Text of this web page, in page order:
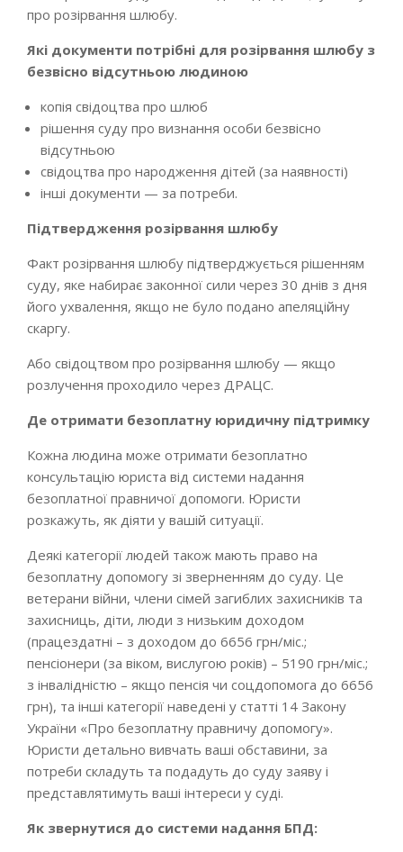
про розірвання шлюбу.
Які документи потрібні для розірвання шлюбу з
безвісно відсутньою людиною
копія свідоцтва про шлюб
рішення суду про визнання особи безвісно
відсутньою
свідоцтва про народження дітей (за наявності)
інші документи — за потреби.
Підтвердження розірвання шлюбу
Факт розірвання шлюбу підтверджується рішенням
суду, яке набирає законної сили через 30 днів з дня
його ухвалення, якщо не було подано апеляційну
скаргу.
Або свідоцтвом про розірвання шлюбу — якщо
розлучення проходило через ДРАЦС.
Де отримати безоплатну юридичну підтримку
Кожна людина може отримати безоплатно
консультацію юриста від системи надання
безоплатної правничої допомоги. Юристи
розкажуть, як діяти у вашій ситуації.
Деякі категорії людей також мають право на
безоплатну допомогу зі зверненням до суду. Це
ветерани війни, члени сімей загиблих захисників та
захисниць, діти, люди з низьким доходом
(працездатні – з доходом до 6656 грн/міс.;
пенсіонери (за віком, вислугою років) – 5190 грн/міс.;
з інвалідністю – якщо пенсія чи соцдопомога до 6656
грн), та інші категорії наведені у статті 14 Закону
України «Про безоплатну правничу допомогу».
Юристи детально вивчать ваші обставини, за
потреби складуть та подадуть до суду заяву і
представлятимуть ваші інтереси у суді.
Як звернутися до системи надання БПД: